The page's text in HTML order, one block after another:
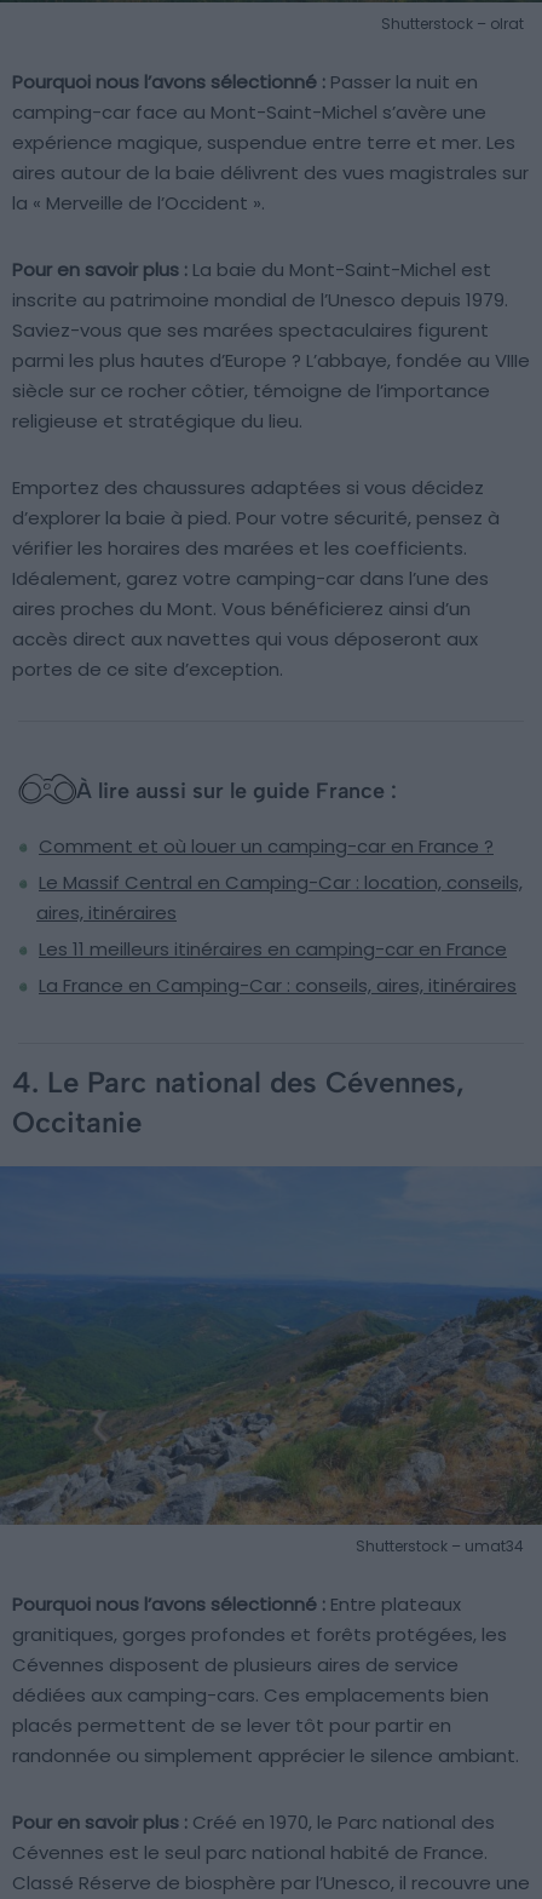
Shutterstock – olrat
Pourquoi nous l’avons sélectionné : Passer la nuit en
camping-car face au Mont-Saint-Michel s’avère une
expérience magique, suspendue entre terre et mer. Les
aires autour de la baie délivrent des vues magistrales sur
la « Merveille de l’Occident ».
Pour en savoir plus : La baie du Mont-Saint-Michel est
inscrite au patrimoine mondial de l’Unesco depuis 1979.
Saviez-vous que ses marées spectaculaires figurent
parmi les plus hautes d’Europe ? L’abbaye, fondée au VIIIe
siècle sur ce rocher côtier, témoigne de l’importance
religieuse et stratégique du lieu.
Emportez des chaussures adaptées si vous décidez
d’explorer la baie à pied. Pour votre sécurité, pensez à
vérifier les horaires des marées et les coefficients.
Idéalement, garez votre camping-car dans l’une des
aires proches du Mont. Vous bénéficierez ainsi d’un
accès direct aux navettes qui vous déposeront aux
portes de ce site d’exception.
À lire aussi sur le guide France :
Comment et où louer un camping-car en France ?
Le Massif Central en Camping-Car : location, conseils,
aires, itinéraires
Les 11 meilleurs itinéraires en camping-car en France
La France en Camping-Car : conseils, aires, itinéraires
4. Le Parc national des Cévennes,
Occitanie
Shutterstock – umat34
Pourquoi nous l’avons sélectionné : Entre plateaux
granitiques, gorges profondes et forêts protégées, les
Cévennes disposent de plusieurs aires de service
dédiées aux camping-cars. Ces emplacements bien
placés permettent de se lever tôt pour partir en
randonnée ou simplement apprécier le silence ambiant.
Pour en savoir plus : Créé en 1970, le Parc national des
Cévennes est le seul parc national habité de France.
Classé Réserve de biosphère par l’Unesco, il recouvre une